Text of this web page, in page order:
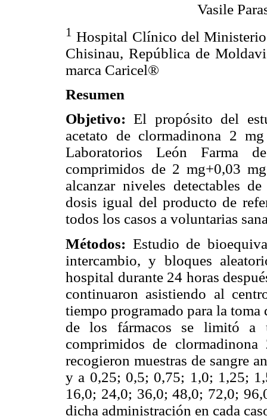
Vasile
1 Hospital Clínico del
Chisinau, República de
marca Caricel®
Resumen
Objetivo: El propósito del
acetato de clormadinona 2
Laboratorios León Farma
comprimidos de 2 mg+0,03
alcanzar niveles detectables
dosis igual del producto de
todos los casos a voluntarias
Métodos: Estudio de
intercambio, y bloques
hospital durante 24 horas
continuaron asistiendo al
tiempo programado para la
de los fármacos se limitó
comprimidos de
recogieron muestras de sangre
y a 0,25; 0,5; 0,75; 1,0; 1,25;
16,0; 24,0; 36,0; 48,0; 72,0;
dicha administración en cada